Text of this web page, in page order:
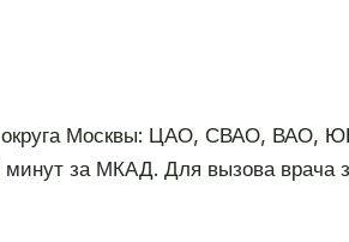
округа Москвы: ЦАО, СВАО,
за МКАД. Для вызова